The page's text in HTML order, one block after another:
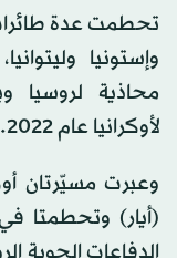
تحطمت عدة طائرات
وإستونيا
محاذية لروسيا
لأوكرانيا عام 2022.
(أيار) وتحطمتا
الدفاعات الجوية